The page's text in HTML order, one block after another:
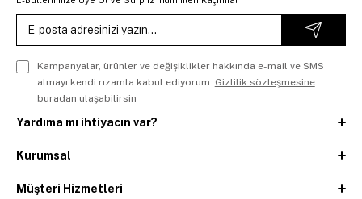
Kampanyalar, ürünler ve değişiklikler hakkında e-mail ve SMS
almayı kendi rızamla kabul ediyorum. Gizlilik sözleşmesine
buradan ulaşabilirsin
Yardıma mı ihtiyacın var?
Kurumsal
Müşteri Hizmetleri